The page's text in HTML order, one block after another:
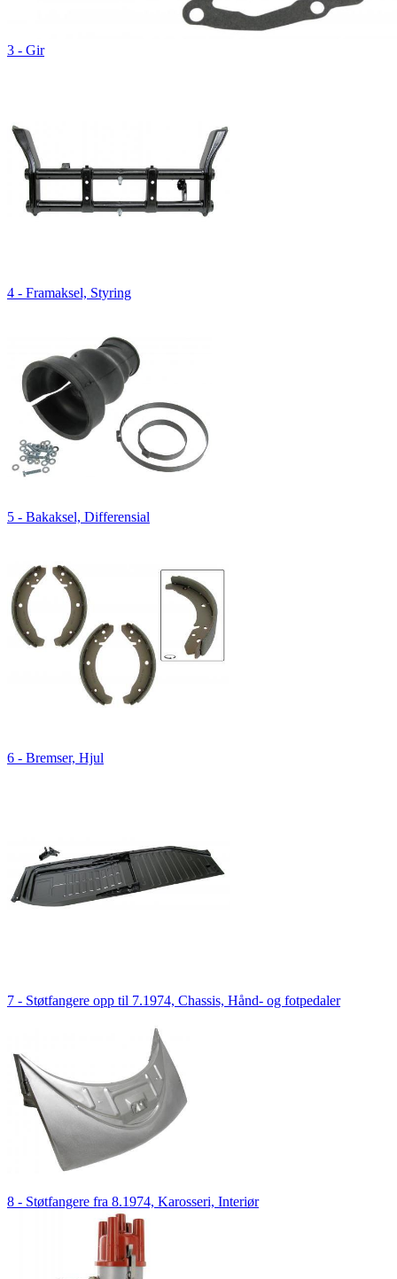
3 - Gir
4 - Framaksel, Styring
5 - Bakaksel, Differensial
6 - Bremser, Hjul
7 - Støtfangere opp til 7.1974, Chassis, Hånd- og fotpedaler
8 - Støtfangere fra 8.1974, Karosseri, Interiør